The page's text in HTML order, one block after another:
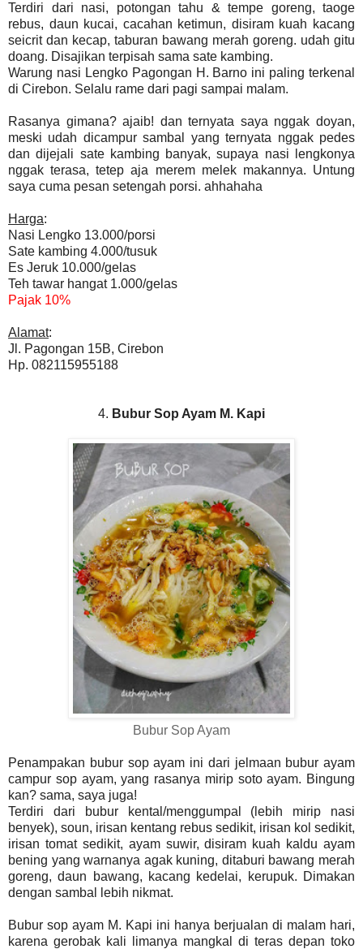
Terdiri dari nasi, potongan tahu & tempe goreng, taoge
rebus, daun kucai, cacahan ketimun, disiram kuah kacang
seicrit dan kecap, taburan bawang merah goreng. udah gitu
doang. Disajikan terpisah sama sate kambing.
Warung nasi Lengko Pagongan H. Barno ini paling terkenal
di Cirebon. Selalu rame dari pagi sampai malam.
Rasanya gimana? ajaib! dan ternyata saya nggak doyan,
meski udah dicampur sambal yang ternyata nggak pedes
dan dijejali sate kambing banyak, supaya nasi lengkonya
nggak terasa, tetep aja merem melek makannya. Untung
saya cuma pesan setengah porsi. ahhahaha
Harga:
Nasi Lengko 13.000/porsi
Sate kambing 4.000/tusuk
Es Jeruk 10.000/gelas
Teh tawar hangat 1.000/gelas
Pajak 10%
Alamat:
Jl. Pagongan 15B, Cirebon
Hp. 082115955188
4. Bubur Sop Ayam M. Kapi
Bubur Sop Ayam
Penampakan bubur sop ayam ini dari jelmaan bubur ayam
campur sop ayam, yang rasanya mirip soto ayam. Bingung
kan? sama, saya juga!
Terdiri dari bubur kental/menggumpal (lebih mirip nasi
benyek), soun, irisan kentang rebus sedikit, irisan kol sedikit,
irisan tomat sedikit, ayam suwir, disiram kuah kaldu ayam
bening yang warnanya agak kuning, ditaburi bawang merah
goreng, daun bawang, kacang kedelai, kerupuk. Dimakan
dengan sambal lebih nikmat.
Bubur sop ayam M. Kapi ini hanya berjualan di malam hari,
karena gerobak kali limanya mangkal di teras depan toko